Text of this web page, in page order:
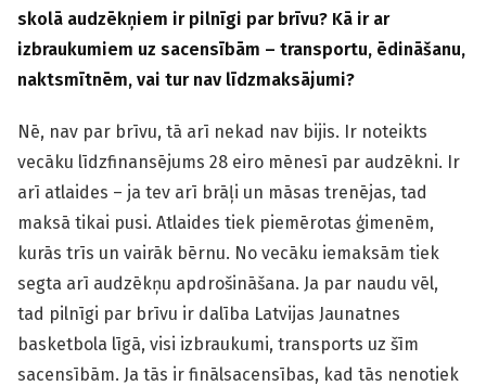
skolā audzēkņiem ir pilnīgi par brīvu? Kā ir ar
izbraukumiem uz sacensībām – transportu, ēdināšanu,
naktsmītnēm, vai tur nav līdzmaksājumi?
Nē, nav par brīvu, tā arī nekad nav bijis. Ir noteikts
vecāku līdzfinansējums 28 eiro mēnesī par audzēkni. Ir
arī atlaides – ja tev arī brāļi un māsas trenējas, tad
maksā tikai pusi. Atlaides tiek piemērotas ģimenēm,
kurās trīs un vairāk bērnu. No vecāku iemaksām tiek
segta arī audzēkņu apdrošināšana. Ja par naudu vēl,
tad pilnīgi par brīvu ir dalība Latvijas Jaunatnes
basketbola līgā, visi izbraukumi, transports uz šīm
sacensībām. Ja tās ir finālsacensības, kad tās nenotiek